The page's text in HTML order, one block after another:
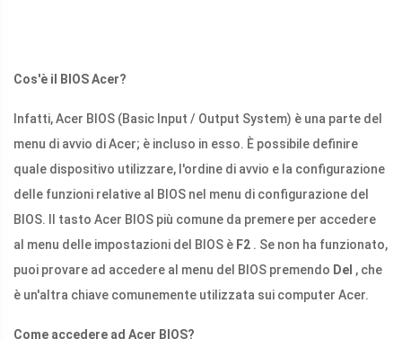
Cos'è il BIOS Acer?
Infatti, Acer BIOS (Basic Input / Output System) è una parte del
menu di avvio di Acer; è incluso in esso. È possibile definire
quale dispositivo utilizzare, l'ordine di avvio e la configurazione
delle funzioni relative al BIOS nel menu di configurazione del
BIOS. Il tasto Acer BIOS più comune da premere per accedere
al menu delle impostazioni del BIOS è F2 . Se non ha funzionato,
puoi provare ad accedere al menu del BIOS premendo Del , che
è un'altra chiave comunemente utilizzata sui computer Acer.
Come accedere ad Acer BIOS?